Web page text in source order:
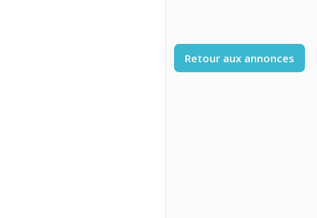
Retour aux annonces